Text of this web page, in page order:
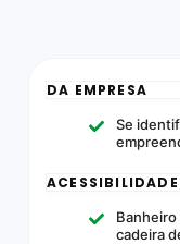
DA EMPRESA
Se
ACESSIBILIDADE
Banheiro
cadeira